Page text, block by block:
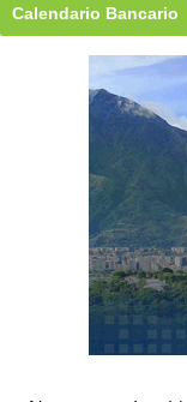
Calendario Bancario